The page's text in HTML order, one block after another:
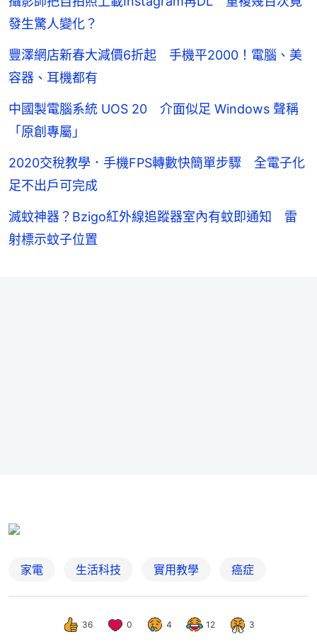
發生驚人變化？
豐澤網店新春大減價6折起 手機平2000！電腦、美
容器、耳機都有
中國製電腦系統 UOS 20 介面似足 Windows 聲稱
「原創專屬」
2020交稅教學．手機FPS轉數快簡單步驟 全電子化
足不出戶可完成
滅蚊神器？Bzigo紅外線追蹤器室內有蚊即通知 雷
射標示蚊子位置
家電 生活科技 實用教學 癌症
36 0 4 12 3